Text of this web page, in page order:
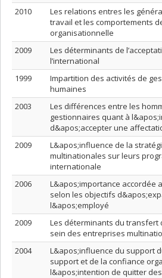
2010
Les relations entres les
travail et les comportements
organisationnelle
2009
Les déterminants de
l’international
1999
Impartition des activités de
humaines
2003
Les différences entre les
gestionnaires quant à
d&apos;accepter une
2009
L&apos;influence de la
multinationales sur leurs
internationale
2006
L&apos;importance accordée
selon les objectifs
l&apos;employé
2009
Les déterminants du transfert
sein des entreprises
2004
L&apos;influence du support
support et de la confiance
l&apos;intention de quitter